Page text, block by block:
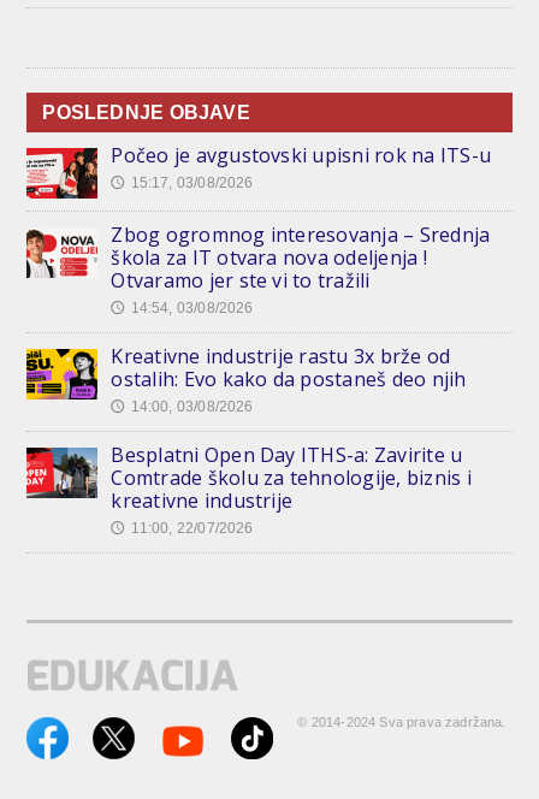
POSLEDNJE OBJAVE
Počeo je avgustovski upisni rok na ITS-u
🕔 15:17, 03/08/2026
Zbog ogromnog interesovanja – Srednja
škola za IT otvara nova odeljenja !
Otvaramo jer ste vi to tražili
🕔 14:54, 03/08/2026
Kreativne industrije rastu 3x brže od
ostalih: Evo kako da postaneš deo njih
🕔 14:00, 03/08/2026
Besplatni Open Day ITHS-a: Zavirite u
Comtrade školu za tehnologije, biznis i
kreativne industrije
🕔 11:00, 22/07/2026
© 2014-2024 Sva prava zadržana.